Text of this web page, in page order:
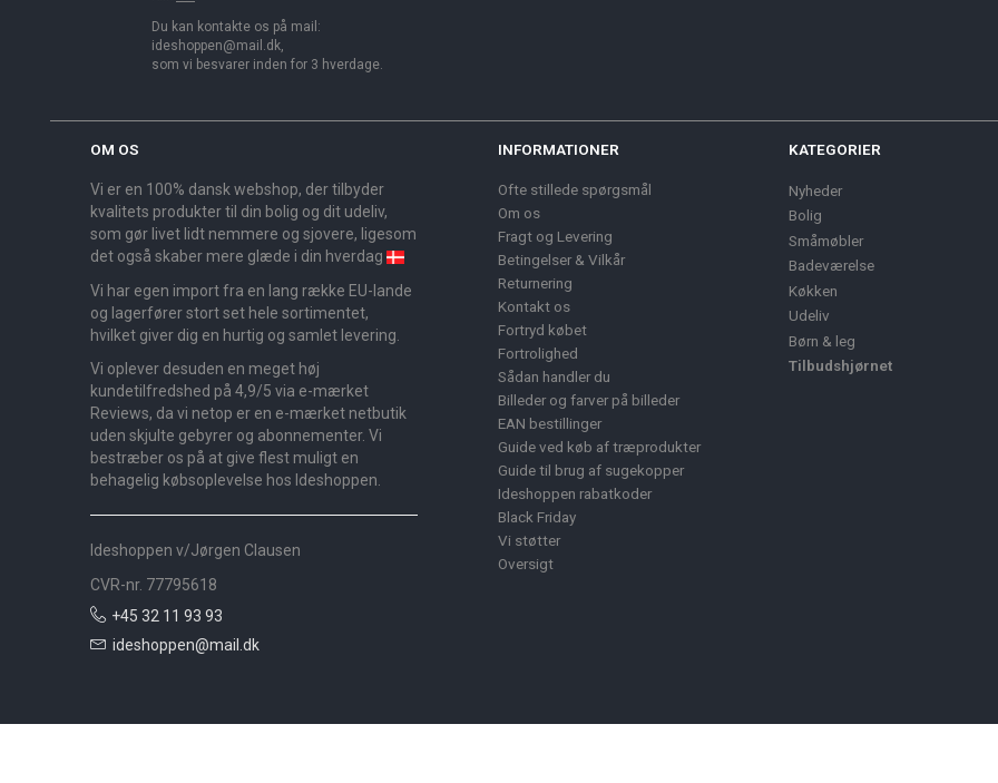
Du kan kontakte os på mail:
ideshoppen@mail.dk,
som vi besvarer inden for 3 hverdage.
OM OS
Vi er en 100% dansk webshop, der tilbyder
kvalitets produkter til din bolig og dit udeliv,
som gør livet lidt nemmere og sjovere, ligesom
det også skaber mere glæde i din hverdag
Vi har egen import fra en lang række EU-lande
og lagerfører stort set hele sortimentet,
hvilket giver dig en hurtig og samlet levering.
Vi oplever desuden en meget høj
kundetilfredshed på 4,9/5 via e-mærket
Reviews, da vi netop er en e-mærket netbutik
uden skjulte gebyrer og abonnementer. Vi
bestræber os på at give flest muligt en
behagelig købsoplevelse hos Ideshoppen.
Ideshoppen v/Jørgen Clausen
CVR-nr. 77795618
+45 32 11 93 93
ideshoppen@mail.dk
INFORMATIONER
Ofte stillede spørgsmål
Om os
Fragt og Levering
Betingelser & Vilkår
Returnering
Kontakt os
Fortryd købet
Fortrolighed
Sådan handler du
Billeder og farver på billeder
EAN bestillinger
Guide ved køb af træprodukter
Guide til brug af sugekopper
Ideshoppen rabatkoder
Black Friday
Vi støtter
Oversigt
KATEGORIER
Nyheder
Bolig
Småmøbler
Badeværelse
Køkken
Udeliv
Børn & leg
Tilbudshjørnet